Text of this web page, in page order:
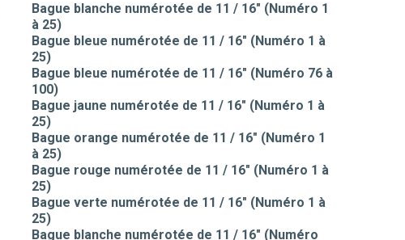
Bague blanche numérotée de 11 / 16" (Numéro 1
à 25)
Bague bleue numérotée de 11 / 16" (Numéro 1 à
25)
Bague bleue numérotée de 11 / 16" (Numéro 76 à
100)
Bague jaune numérotée de 11 / 16" (Numéro 1 à
25)
Bague orange numérotée de 11 / 16" (Numéro 1
à 25)
Bague rouge numérotée de 11 / 16" (Numéro 1 à
25)
Bague verte numérotée de 11 / 16" (Numéro 1 à
25)
Bague blanche numérotée de 11 / 16" (Numéro